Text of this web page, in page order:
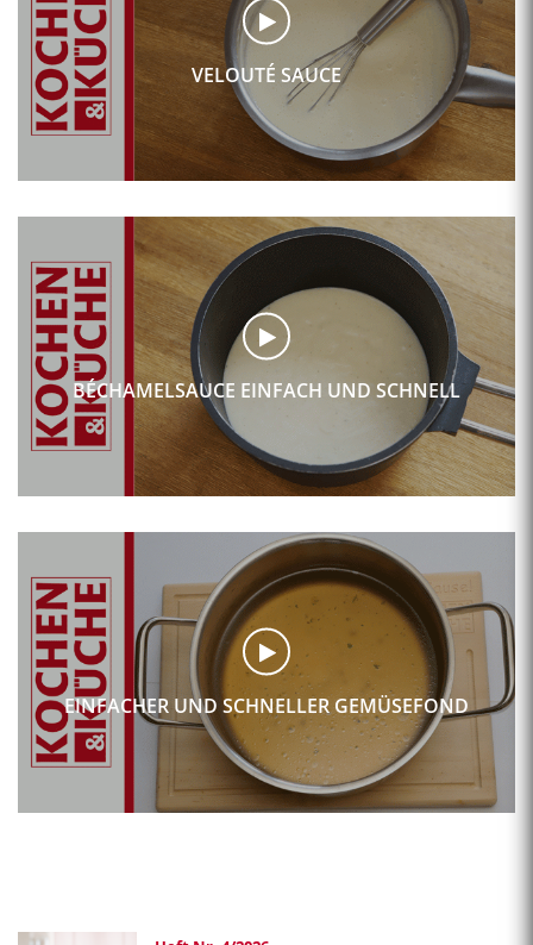
VELOUTÉ SAUCE
BÉCHAMELSAUCE EINFACH UND SCHNELL
EINFACHER UND SCHNELLER GEMÜSEFOND